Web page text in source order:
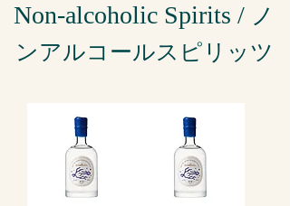
Non-alcoholic Spirits / ノ
ンアルコールスピリッツ